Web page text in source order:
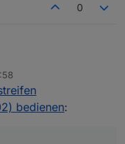
0
bedienen: